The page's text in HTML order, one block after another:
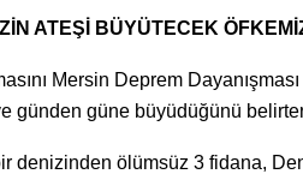
ATEŞİ BÜYÜTECEK
Mersin Deprem
ve günden güne büyüdüğünü
denizinden ölümsüz 3 fidana,